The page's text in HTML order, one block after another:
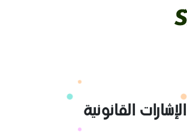
الإشارات القانونية